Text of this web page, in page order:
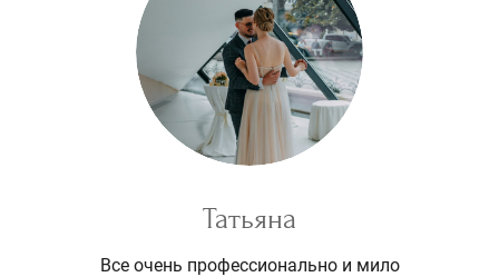
Татьяна
Все очень профессионально и мило